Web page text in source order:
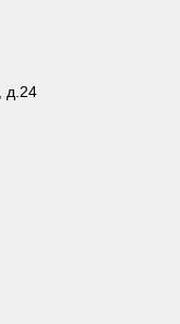
д.24